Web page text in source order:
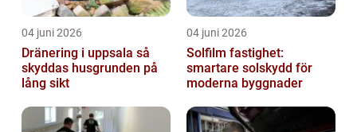
04 juni 2026
Dränering i uppsala så
skyddas husgrunden på
lång sikt
04 juni 2026
Solfilm fastighet:
smartare solskydd för
moderna byggnader